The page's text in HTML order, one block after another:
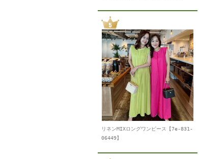
リネンMIXロングワンピース【7e-831-
06449】